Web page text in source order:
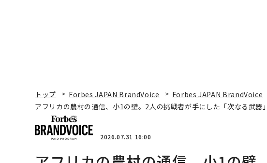
トップ Forbes JAPAN BrandVoice
Forbes JAPAN BrandVoice
アフリカの農村の通信、小1の壁。2人の挑戦者が手にした「次なる武器」
2026.07.31 16:00